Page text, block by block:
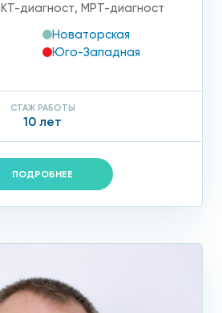
КТ-диагност, МРТ-диагност
Новаторская
Юго-Западная
СТАЖ РАБОТЫ
10 лет
ПОДРОБНЕЕ